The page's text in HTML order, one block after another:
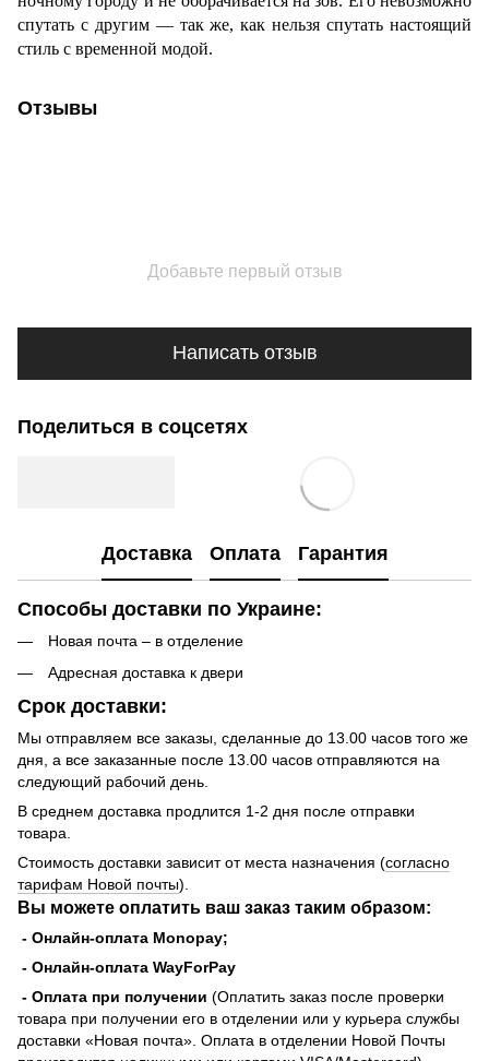
спутать с другим — так же, как нельзя спутать настоящий
стиль с временной модой.
Отзывы
Добавьте первый отзыв
Написать отзыв
Поделиться в соцсетях
Доставка Оплата Гарантия
Способы доставки по Украине:
Новая почта – в отделение
Адресная доставка к двери
Срок доставки:
Мы отправляем все заказы, сделанные до 13.00 часов того же
дня, а все заказанные после 13.00 часов отправляются на
следующий рабочий день.
В среднем доставка продлится 1-2 дня после отправки
товара.
Стоимость доставки зависит от места назначения (согласно
тарифам Новой почты).
Вы можете оплатить ваш заказ таким образом:
- Онлайн-оплата Monopay;
- Онлайн-оплата WayForPay
- Оплата при получении (Оплатить заказ после проверки
товара при получении его в отделении или у курьера службы
доставки «Новая почта». Оплата в отделении Новой Почты